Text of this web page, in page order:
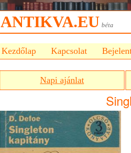
ANTIKVA.EU béta
Kezdőlap Kapcsolat
Napi ajánlat